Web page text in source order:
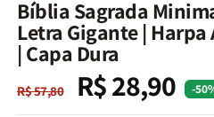
janela
modal
Bíblia Sagrada
Letra Gigante |
| Capa Dura
Preço
normal
R$ 57,80
Preço
promocional
R$ 28,90 -